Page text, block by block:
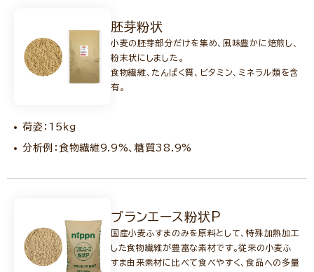
胚芽粉状
小麦の胚芽部分だけを集め、風味豊かに焙煎し、
粉末状にしました。
食物繊維、たんぱく質、ビタミン、ミネラル類を含
有。
荷姿：15ｋｇ
分析例：食物繊維9.9%、糖質38.9%
ブランエース粉状P
国産小麦ふすまのみを原料として、特殊加熱加工
した食物繊維が豊富な素材です。従来の小麦ふ
すま由来素材に比べて食べやすく、食品への多量